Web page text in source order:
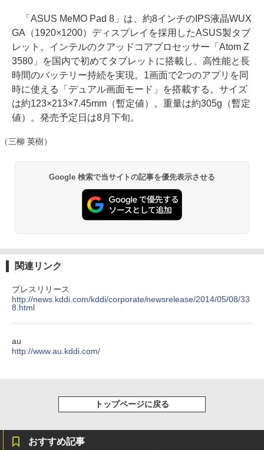
「ASUS MeMO Pad 8」は、約8インチのIPS液晶WUX
GA（1920×1200）ディスプレイを採用したASUS製タブ
レット。インテルのクアッドコアプロセッサー「Atom Z
3580」を国内で初めてタブレットに搭載し、高性能と長
時間のバッテリー持続を実現。1画面で2つのアプリを同
時に使える「デュアル画面モード」を搭載する。サイズ
は約123×213×7.45mm（暫定値）。重量は約305g（暫定
値）。発売予定日は8月下旬。
（三柳 英樹）
Google 検索で当サイトの記事を優先表示させる
関連リンク
プレスリリース
http://news.kddi.com/kddi/corporate/newsrelease/2014/05/08/33
8.html
au
http://www.au.kddi.com/
トップページに戻る
おすすめ記事